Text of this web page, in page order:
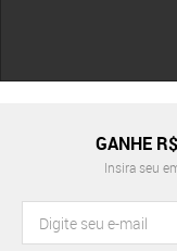
GANHE
Insira seu